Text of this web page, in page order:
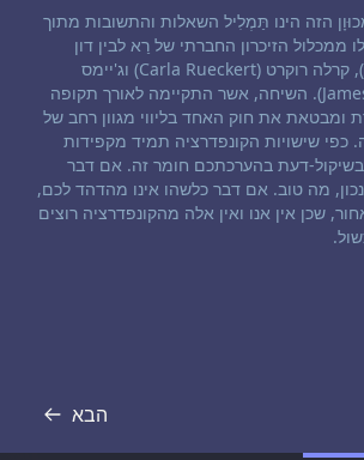
הזה הינו תַּמְלִיל השאלות והתשובות מתוך
ממכלול הזיכרון החברתי של רַא לבין דון
אלקינס (Don Elkins), קרלה רוקרט (Carla Rueckert) וג'יימס
מקארתי (James McCarty). השיחה, אשר התקיימה לאורך תקופה
ומבטאת את חוק האחד בליווי מגוון רחב של
כפי שישויות הקונפדרציה תמיד מקפידות
דעת בהערכתכם חומר זה. אם דבר
מה טוב. אם דבר כלשהו אינו מהדהד לכם,
שכן אין אנו ואין אלה מהקונפדרציה רוצים
הבא
תמליל